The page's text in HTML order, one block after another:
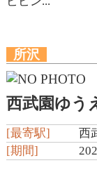
所沢
西武園ゆう
[最寄駅]
西
[期間]